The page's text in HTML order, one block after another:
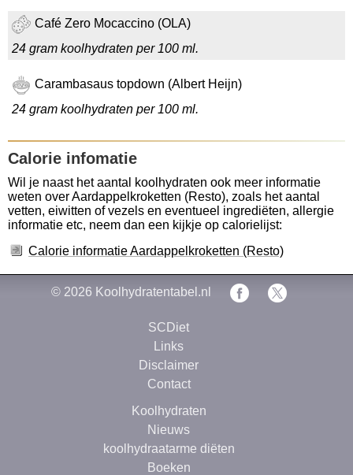
Café Zero Mocaccino (OLA)
24 gram koolhydraten per 100 ml.
Carambasaus topdown (Albert Heijn)
24 gram koolhydraten per 100 ml.
Calorie infomatie
Wil je naast het aantal koolhydraten ook meer informatie
weten over Aardappelkroketten (Resto), zoals het aantal
vetten, eiwitten of vezels en eventueel ingrediëten, allergie
informatie etc, neem dan een kijkje op calorielijst:
Calorie informatie Aardappelkroketten (Resto)
© 2026 Koolhydratentabel.nl
SCDiet
Links
Disclaimer
Contact
Koolhydraten
Nieuws
koolhydraatarme diëten
Boeken